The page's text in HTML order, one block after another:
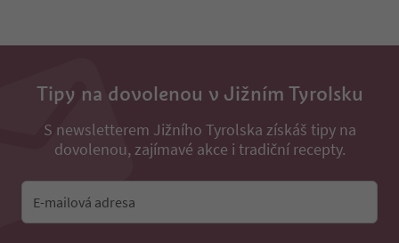
Tipy na dovolenou v Jižním Tyrolsku
S newsletterem Jižního Tyrolska získáš tipy na
dovolenou, zajímavé akce i tradiční recepty.
E-mailová adresa